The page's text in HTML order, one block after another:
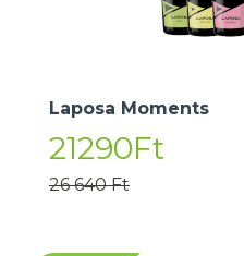
Laposa Moments
21290Ft
26 640 Ft